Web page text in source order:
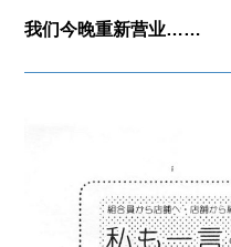
我们今晚重新营业……